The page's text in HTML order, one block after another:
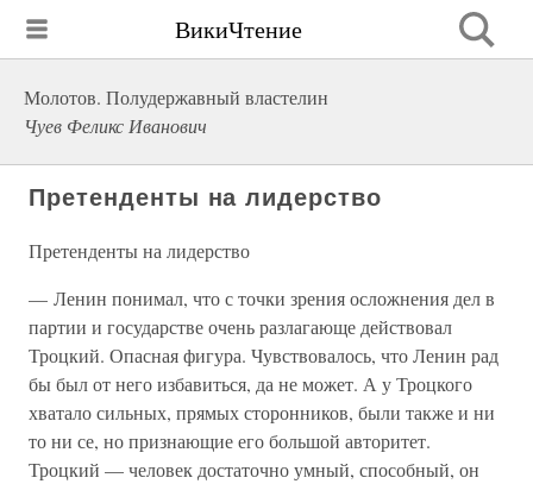
ВикиЧтение
Молотов. Полудержавный властелин
Чуев Феликс Иванович
Претенденты на лидерство
Претенденты на лидерство
— Ленин понимал, что с точки зрения осложнения дел в
партии и государстве очень разлагающе действовал
Троцкий. Опасная фигура. Чувствовалось, что Ленин рад
бы был от него избавиться, да не может. А у Троцкого
хватало сильных, прямых сторонников, были также и ни
то ни се, но признающие его большой авторитет.
Троцкий — человек достаточно умный, способный, он